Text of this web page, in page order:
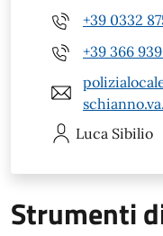
+39 0332
+39 366
Luca Sibilio
Strumenti